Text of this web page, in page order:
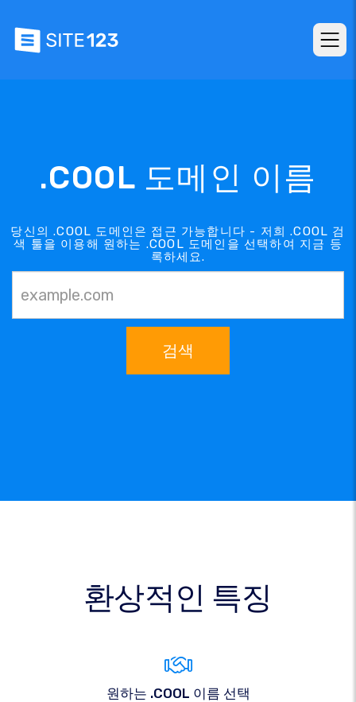
.COOL 도메인 이름
당신의 .COOL 도메인은 접근 가능합니다 - 저희 .COOL 검
색 툴을 이용해 원하는 .COOL 도메인을 선택하여 지금 등
록하세요.
검색
환상적인 특징
원하는 .COOL 이름 선택